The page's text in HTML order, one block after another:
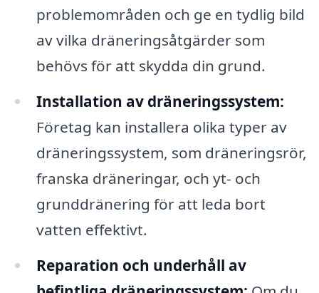
problemområden och ge en tydlig bild
av vilka dräneringsåtgärder som
behövs för att skydda din grund.
Installation av dräneringssystem:
Företag kan installera olika typer av
dräneringssystem, som dräneringsrör,
franska dräneringar, och yt- och
grunddränering för att leda bort
vatten effektivt.
Reparation och underhåll av